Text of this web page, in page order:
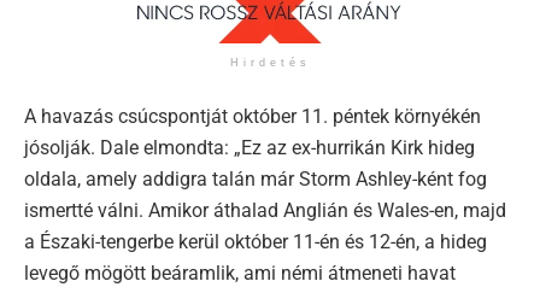
Hirdetés
A havazás csúcspontját október 11. péntek környékén
jósolják. Dale elmondta: „Ez az ex-hurrikán Kirk hideg
oldala, amely addigra talán már Storm Ashley-ként fog
ismertté válni. Amikor áthalad Anglián és Wales-en, majd
a Északi-tengerbe kerül október 11-én és 12-én, a hideg
levegő mögött beáramlik, ami némi átmeneti havat